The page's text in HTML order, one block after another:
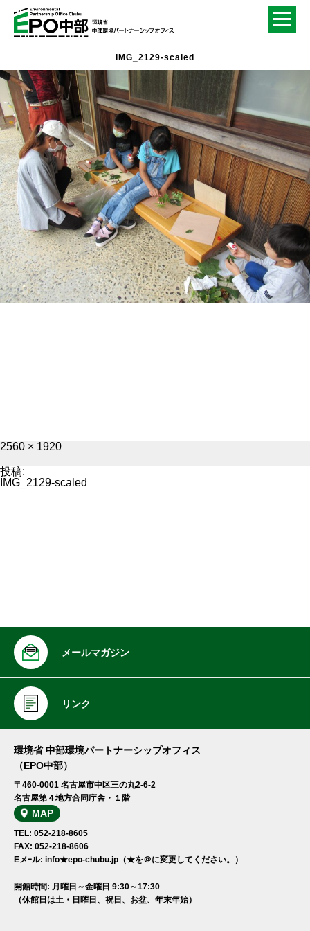
IMG_2129-scaled
フ
サ
イ
ズ
2560 × 1920
投稿:
IMG_2129-scaled
メールマガジン
リンク
環境省 中部環境パートナーシップオフィス
（EPO中部）
〒460-0001 名古屋市中区三の丸2-6-2
名古屋第４地方合同庁舎・１階
MAP
TEL: 052-218-8605
FAX: 052-218-8606
Eメｰル: info★epo-chubu.jp（★を＠に変更してください。）
開館時間: 月曜日～金曜日 9:30～17:30
（休館日は土・日曜日、祝日、お盆、年末年始）